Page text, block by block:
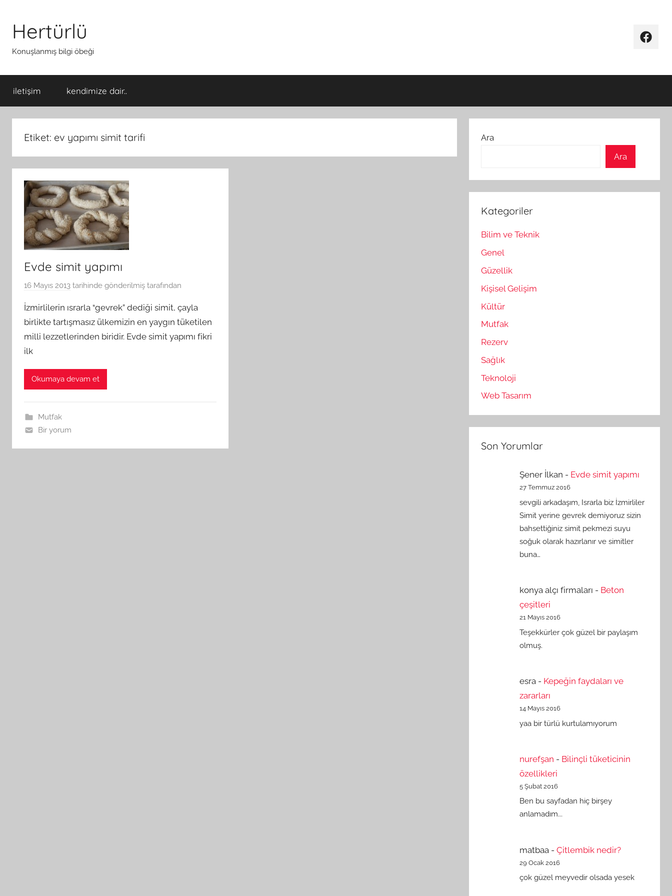
Hertürlü
Konuşlanmış bilgi öbeği
iletişim kendimize dair..
Etiket: ev yapımı simit tarifi
Evde simit yapımı
16 Mayıs 2013 tarihinde gönderilmiş tarafından
İzmirlilerin ısrarla “gevrek” dediği simit, çayla
birlikte tartışmasız ülkemizin en yaygın tüketilen
milli lezzetlerinden biridir. Evde simit yapımı fikri
ilk
Okumaya devam et
Mutfak
Bir yorum
Ara
Ara
Kategoriler
Bilim ve Teknik
Genel
Güzellik
Kişisel Gelişim
Kültür
Mutfak
Rezerv
Sağlık
Teknoloji
Web Tasarım
Son Yorumlar
Şener İlkan - Evde simit yapımı
27 Temmuz 2016
sevgili arkadaşım, Israrla biz İzmirliler
Simit yerine gevrek demiyoruz sizin
bahsettiğiniz simit pekmezi suyu
soğuk olarak hazırlanır ve simitler
buna…
konya alçı firmaları - Beton
çeşitleri
21 Mayıs 2016
Teşekkürler çok güzel bir paylaşım
olmuş.
esra- Kepeğin faydaları ve
zararları
14 Mayıs 2016
yaa bir türlü kurtulamıyorum
nurefşan - Bilinçli tüketicinin
özellikleri
5 Şubat 2016
Ben bu sayfadan hiç birşey
anlamadım...
matbaa- Çitlembik nedir?
29 Ocak 2016
çok güzel meyvedir olsada yesek